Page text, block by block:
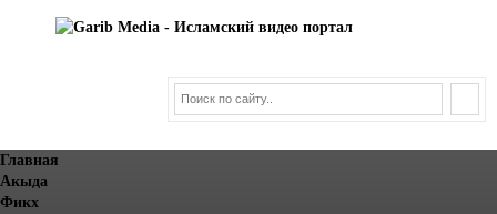
Главная
Акыда
Фикх